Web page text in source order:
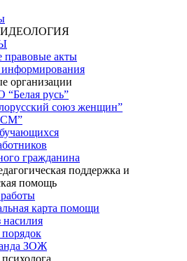
акты
организации
русь”
союз женщин”
гражданина
поддержка и
помощь
карта помощи
насилия
ЗОЖ